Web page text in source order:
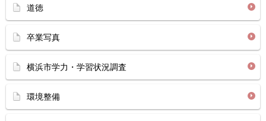
道徳
卒業写真
横浜市学力・学習状況調査
環境整備